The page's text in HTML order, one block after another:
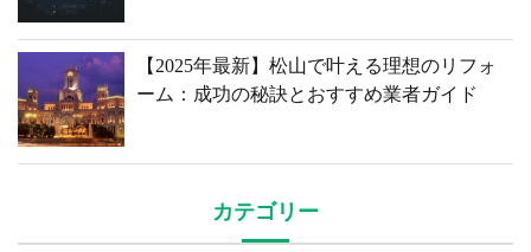
【2025年最新】松山で叶える理想のリフォ
ーム：成功の秘訣とおすすめ業者ガイド
カテゴリー